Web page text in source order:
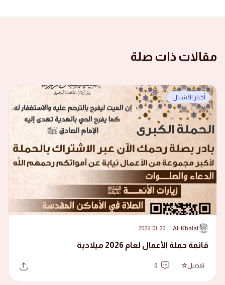
مقالات ذات صلة
أخبار الأشبال
A
Ali Khalaf
·
2026-01-20
قائمة حملة الأعمال لعام 2026 ميلادية
تفضيل 0